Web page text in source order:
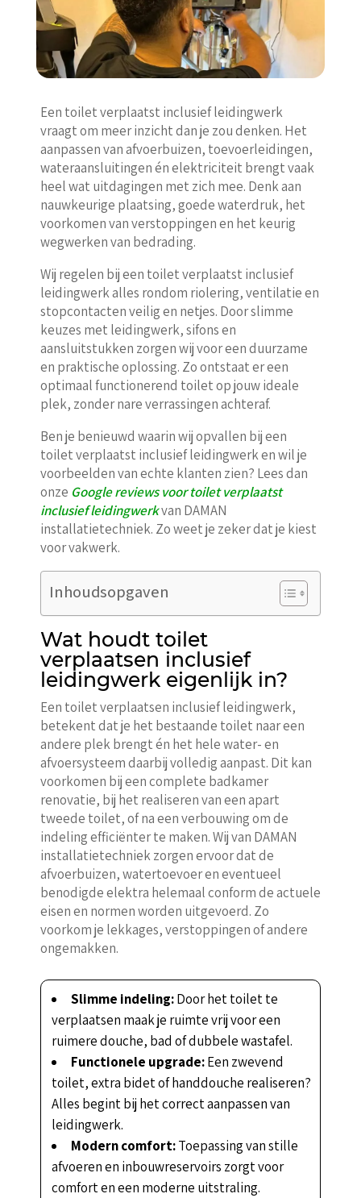
Een toilet verplaatst inclusief leidingwerk
vraagt om meer inzicht dan je zou denken. Het
aanpassen van afvoerbuizen, toevoerleidingen,
wateraansluitingen én elektriciteit brengt vaak
heel wat uitdagingen met zich mee. Denk aan
nauwkeurige plaatsing, goede waterdruk, het
voorkomen van verstoppingen en het keurig
wegwerken van bedrading.
Wij regelen bij een toilet verplaatst inclusief
leidingwerk alles rondom riolering, ventilatie en
stopcontacten veilig en netjes. Door slimme
keuzes met leidingwerk, sifons en
aansluitstukken zorgen wij voor een duurzame
en praktische oplossing. Zo ontstaat er een
optimaal functionerend toilet op jouw ideale
plek, zonder nare verrassingen achteraf.
Ben je benieuwd waarin wij opvallen bij een
toilet verplaatst inclusief leidingwerk en wil je
voorbeelden van echte klanten zien? Lees dan
onze Google reviews voor toilet verplaatst
inclusief leidingwerkvan DAMAN
installatietechniek. Zo weet je zeker dat je kiest
voor vakwerk.
Inhoudsopgaven
Wat houdt toilet
verplaatsen inclusief
leidingwerk eigenlijk in?
Een toilet verplaatsen inclusief leidingwerk,
betekent dat je het bestaande toilet naar een
andere plek brengt én het hele water- en
afvoersysteem daarbij volledig aanpast. Dit kan
voorkomen bij een complete badkamer
renovatie, bij het realiseren van een apart
tweede toilet, of na een verbouwing om de
indeling efficiënter te maken. Wij van DAMAN
installatietechniek zorgen ervoor dat de
afvoerbuizen, watertoevoer en eventueel
benodigde elektra helemaal conform de actuele
eisen en normen worden uitgevoerd. Zo
voorkom je lekkages, verstoppingen of andere
ongemakken.
Slimme indeling:Door het toilet te
verplaatsen maak je ruimte vrij voor een
ruimere douche, bad of dubbele wastafel.
Functionele upgrade:Een zwevend
toilet, extra bidet of handdouche realiseren?
Alles begint bij het correct aanpassen van
leidingwerk.
Modern comfort:Toepassing van stille
afvoeren en inbouwreservoirs zorgt voor
comfort en een moderne uitstraling.